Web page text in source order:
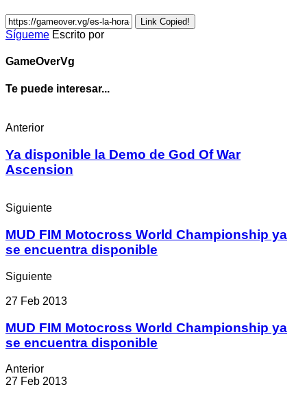
Link Copied!
Sígueme Escrito por
GameOverVg
Te puede interesar...
Anterior
Ya disponible la Demo de God Of War
Ascension
Siguiente
MUD FIM Motocross World Championship ya
se encuentra disponible
Siguiente
27 Feb 2013
MUD FIM Motocross World Championship ya
se encuentra disponible
Anterior
27 Feb 2013